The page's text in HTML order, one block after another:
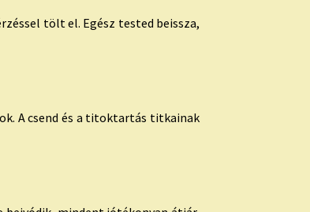
tölt el. Egész tested beissza,
A csend és a titoktartás titkainak